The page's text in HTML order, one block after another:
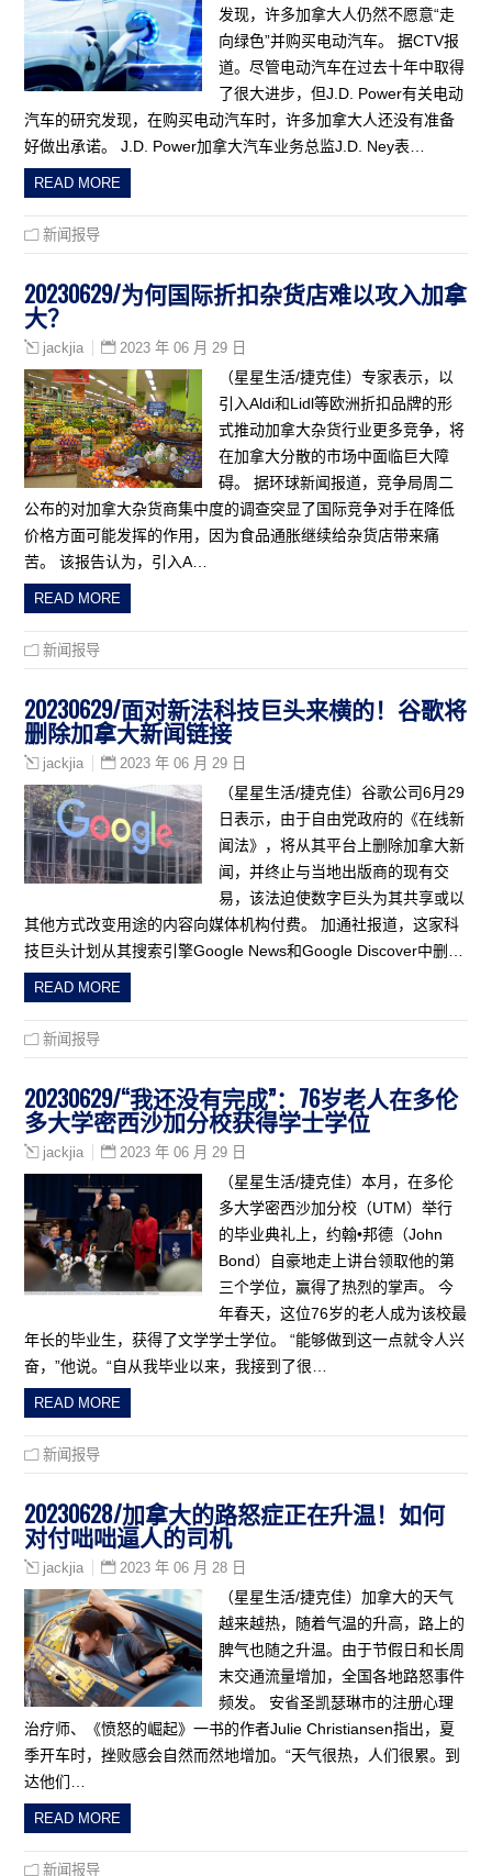
发现，许多加拿大人仍然不愿意“走
向绿色”并购买电动汽车。 据CTV报
道。尽管电动汽车在过去十年中取得
了很大进步，但J.D. Power有关电动
汽车的研究发现，在购买电动汽车时，许多加拿大人还没有准备
好做出承诺。 J.D. Power加拿大汽车业务总监J.D. Ney表…
READ MORE
新闻报导
20230629/为何国际折扣杂货店难以攻入加拿
大？
jackjia 2023 年 06 月 29 日
（星星生活/捷克佳）专家表示，以
引入Aldi和Lidl等欧洲折扣品牌的形
式推动加拿大杂货行业更多竞争，将
在加拿大分散的市场中面临巨大障
碍。 据环球新闻报道，竞争局周二
公布的对加拿大杂货商集中度的调查突显了国际竞争对手在降低
价格方面可能发挥的作用，因为食品通胀继续给杂货店带来痛
苦。 该报告认为，引入A…
READ MORE
新闻报导
20230629/面对新法科技巨头来横的！谷歌将
删除加拿大新闻链接
jackjia 2023 年 06 月 29 日
（星星生活/捷克佳）谷歌公司6月29
日表示，由于自由党政府的《在线新
闻法》，将从其平台上删除加拿大新
闻，并终止与当地出版商的现有交
易，该法迫使数字巨头为其共享或以
其他方式改变用途的内容向媒体机构付费。 加通社报道，这家科
技巨头计划从其搜索引擎Google News和Google Discover中删…
READ MORE
新闻报导
20230629/“我还没有完成”：76岁老人在多伦
多大学密西沙加分校获得学士学位
jackjia 2023 年 06 月 29 日
（星星生活/捷克佳）本月，在多伦
多大学密西沙加分校（UTM）举行
的毕业典礼上，约翰•邦德（John
Bond）自豪地走上讲台领取他的第
三个学位，赢得了热烈的掌声。 今
年春天，这位76岁的老人成为该校最
年长的毕业生，获得了文学学士学位。 “能够做到这一点就令人兴
奋，”他说。“自从我毕业以来，我接到了很…
READ MORE
新闻报导
20230628/加拿大的路怒症正在升温！如何
对付咄咄逼人的司机
jackjia 2023 年 06 月 28 日
（星星生活/捷克佳）加拿大的天气
越来越热，随着气温的升高，路上的
脾气也随之升温。由于节假日和长周
末交通流量增加，全国各地路怒事件
频发。 安省圣凯瑟琳市的注册心理
治疗师、《愤怒的崛起》一书的作者Julie Christiansen指出，夏
季开车时，挫败感会自然而然地增加。“天气很热，人们很累。到
达他们…
READ MORE
新闻报导